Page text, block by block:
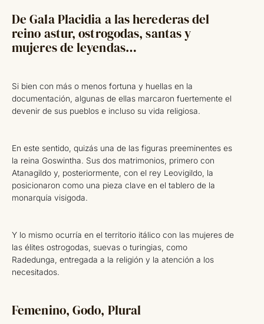
De Gala Placidia a las herederas del
reino astur, ostrogodas, santas y
mujeres de leyendas…
Si bien con más o menos fortuna y huellas en la
documentación, algunas de ellas marcaron fuertemente el
devenir de sus pueblos e incluso su vida religiosa.
En este sentido, quizás una de las figuras preeminentes es
la reina Goswintha. Sus dos matrimonios, primero con
Atanagildo y, posteriormente, con el rey Leovigildo, la
posicionaron como una pieza clave en el tablero de la
monarquía visigoda.
Y lo mismo ocurría en el territorio itálico con las mujeres de
las élites ostrogodas, suevas o turingias, como
Radedunga, entregada a la religión y la atención a los
necesitados.
Femenino, Godo, Plural